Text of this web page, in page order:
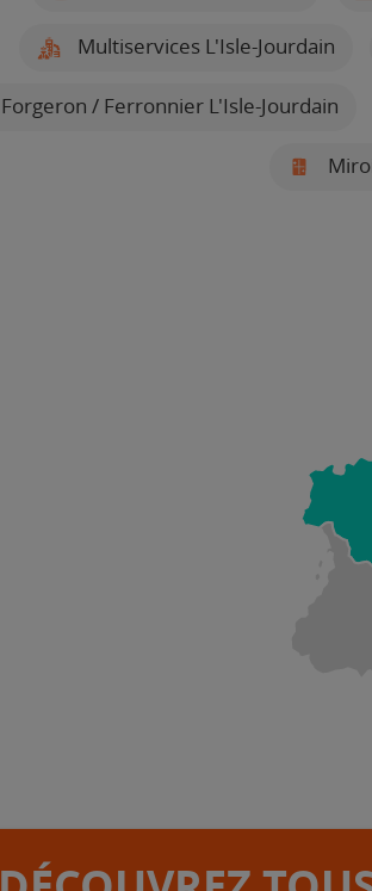
Multiservices L'Isle-Jourdain
Forgeron / Ferronnier L'Isle-Jourdain